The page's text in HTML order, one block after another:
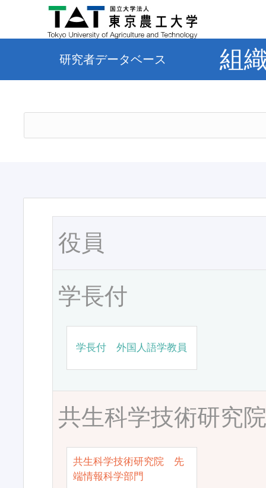
研究者データベース 組
役員
学長付
学長付 外国人語学教員
共生科学技術研究
共生科学技術研究院 先
端情報科学部門